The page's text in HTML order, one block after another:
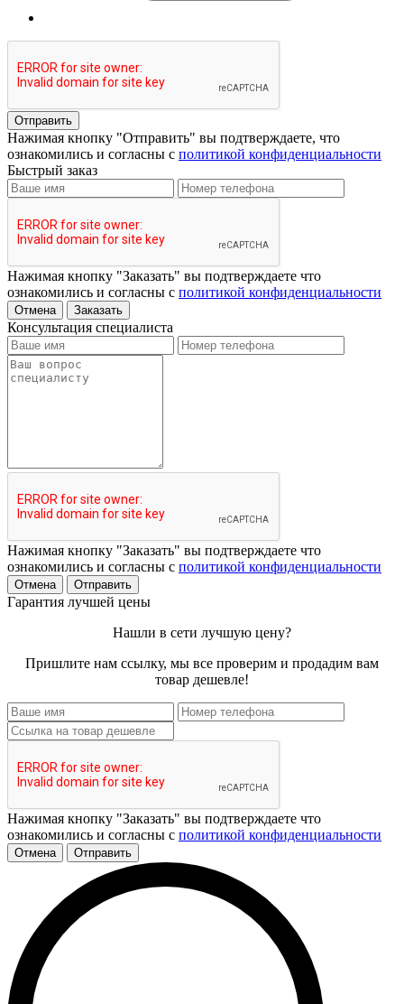
Отправить
Нажимая кнопку "Отправить" вы подтверждаете, что
ознакомились и согласны с политикой конфиденциальности
Быстрый заказ
Нажимая кнопку "Заказать" вы подтверждаете что
ознакомились и согласны с политикой конфиденциальности
Отмена Заказать
Консультация специалиста
Нажимая кнопку "Заказать" вы подтверждаете что
ознакомились и согласны с политикой конфиденциальности
Отмена Отправить
Гарантия лучшей цены
Нашли в сети лучшую цену?
Пришлите нам ссылку, мы все проверим и продадим вам
товар дешевле!
Нажимая кнопку "Заказать" вы подтверждаете что
ознакомились и согласны с политикой конфиденциальности
Отмена Отправить